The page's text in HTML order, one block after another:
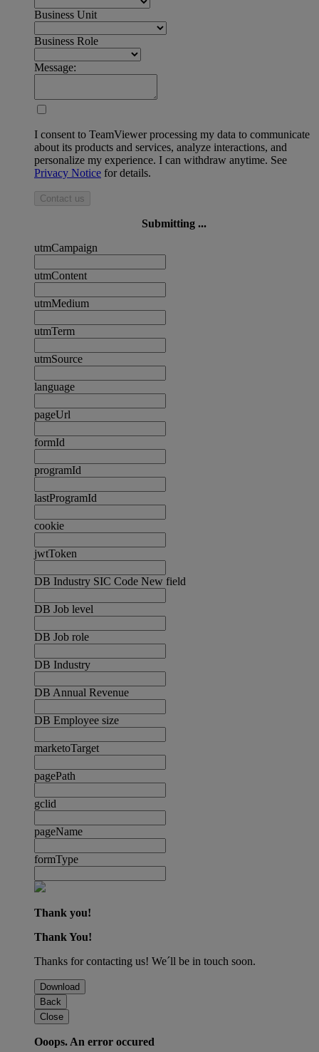
Business Unit
Business Role
Message:
I consent to TeamViewer processing my data to communicate
about its products and services, analyze interactions, and
personalize my experience. I can withdraw anytime. See
Privacy Notice for details.
Contact us
Submitting ...
utmCampaign
utmContent
utmMedium
utmTerm
utmSource
language
pageUrl
formId
programId
lastProgramId
cookie
jwtToken
DB Industry SIC Code New field
DB Job level
DB Job role
DB Industry
DB Annual Revenue
DB Employee size
marketoTarget
pagePath
gclid
pageName
formType
Thank you!
Thank You!
Thanks for contacting us! We´ll be in touch soon.
Download
Back
Close
Ooops. An error occured